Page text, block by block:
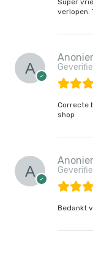
Super
verlopen.
Correcte
shop
Bedankt